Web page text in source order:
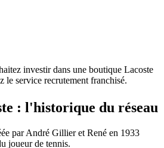
investir dans une boutique Lacoste
le service recrutement franchisé.
: l'historique du réseau
par André Gillier et René en 1933
joueur de tennis.